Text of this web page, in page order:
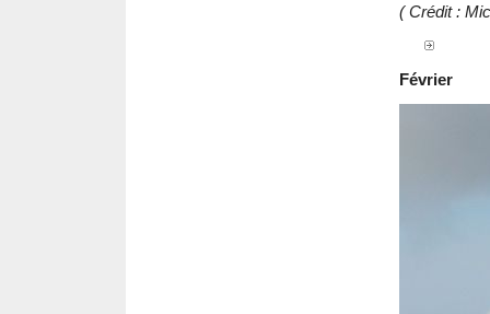
( Crédit :
Février